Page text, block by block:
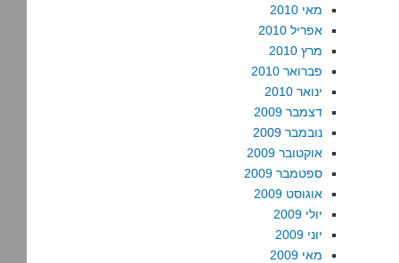
מאי 2010
אפריל 2010
מרץ 2010
פברואר 2010
ינואר 2010
דצמבר 2009
נובמבר 2009
אוקטובר 2009
ספטמבר 2009
אוגוסט 2009
יולי 2009
יוני 2009
מאי 2009